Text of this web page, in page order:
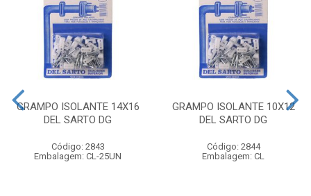
GRAMPO ISOLANTE 14X16
DEL SARTO DG
Código: 2843
Embalagem: CL-25UN
GRAMPO ISOLANTE 10X12
DEL SARTO DG
Código: 2844
Embalagem: CL